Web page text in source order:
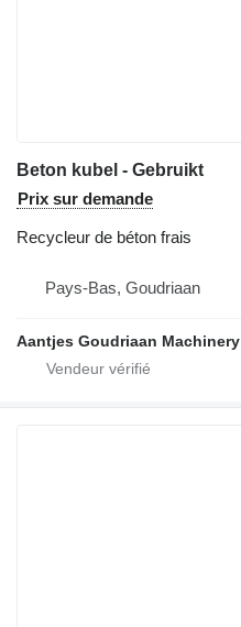
Beton kubel - Gebruikt
Prix sur demande
Recycleur de béton frais
Pays-Bas, Goudriaan
Aantjes Goudriaan Machinery